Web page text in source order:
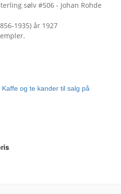
sølv #506 - Johan Rohde
1935) år 1927
og te kander til salg på